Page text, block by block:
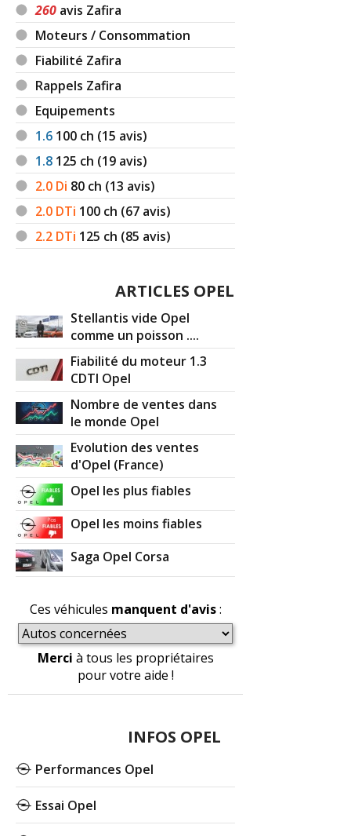
260 avis Zafira
Moteurs / Consommation
Fiabilité Zafira
Rappels Zafira
Equipements
1.6 100 ch (15 avis)
1.8 125 ch (19 avis)
2.0 Di 80 ch (13 avis)
2.0 DTi 100 ch (67 avis)
2.2 DTi 125 ch (85 avis)
ARTICLES OPEL
Stellantis vide Opel
comme un poisson ....
Fiabilité du moteur 1.3
CDTI Opel
Nombre de ventes dans
le monde Opel
Evolution des ventes
d'Opel (France)
Opel les plus fiables
Opel les moins fiables
Saga Opel Corsa
Ces véhicules manquent d'avis:
Merci à tous les propriétaires
pour votre aide !
INFOS OPEL
Performances Opel
Essai Opel